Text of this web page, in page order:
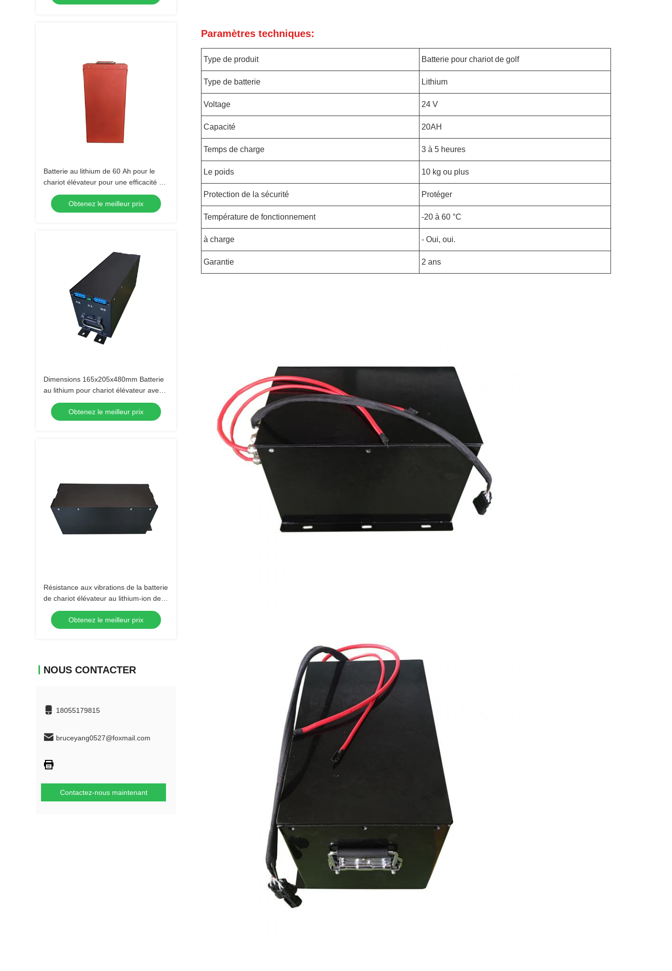
Batterie au lithium de 60 Ah pour le
chariot élévateur pour une efficacité et
une productivité accrues
Obtenez le meilleur prix
Dimensions 165x205x480mm Batterie
au lithium pour chariot élévateur avec
capacité 40AH
Obtenez le meilleur prix
Résistance aux vibrations de la batterie
de chariot élévateur au lithium-ion de la
norme internationale 40AH 48v
Obtenez le meilleur prix
NOUS CONTACTER
18055179815
bruceyang0527@foxmail.com
Contactez-nous maintenant
Paramètres techniques:
Type de produit Batterie pour chariot de golf
Type de batterie Lithium
Voltage 24 V
Capacité 20AH
Temps de charge 3 à 5 heures
Le poids 10 kg ou plus
Protection de la sécurité Protéger
Température de fonctionnement -20 à 60 °C
à charge - Oui, oui.
Garantie 2 ans